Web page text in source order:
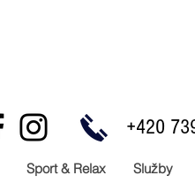
+420
Sport & Relax Služby